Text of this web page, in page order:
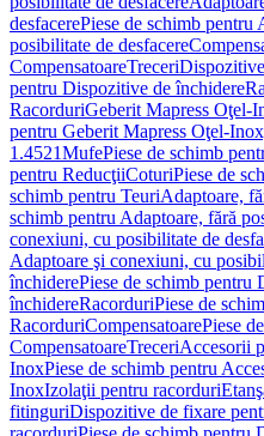
desfacerePiese de schimb pentru
posibilitate de desfacere
CompensatoareTreceri
pentru Dispozitive de închidere
RacorduriGeberit Mapress Oţel-
pentru Geberit Mapress Oţel-
1.4521MufePiese de schimb
pentru ReducţiiCoturiPiese de
schimb pentru TeuriAdaptoare,
schimb pentru Adaptoare, fără
conexiuni, cu posibilitate de
Adaptoare şi conexiuni, cu
închiderePiese de schimb pentru
închidereRacorduriPiese de
RacorduriCompensatoarePiese
CompensatoareTreceriAccesorii
InoxPiese de schimb pentru
InoxIzolaţii pentru racorduri
fitinguriDispozitive de fixare